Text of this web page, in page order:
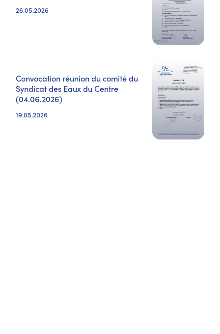
26.05.2026
Convocation réunion du comité du
Syndicat des Eaux du Centre
(04.06.2026)
19.05.2026